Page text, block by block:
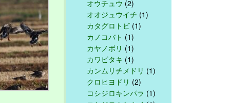
オウチュウ (2)
オオジュウイチ (1)
カタグロトビ (1)
カノコバト (1)
カヤノボリ (1)
カワビタキ (1)
カンムリチメドリ (1)
クロヒヨドリ (2)
コシジロキンパラ (1)